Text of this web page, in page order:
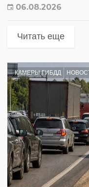
06.08.2026
Читать еще
КАМЕРЫ ГИБДД